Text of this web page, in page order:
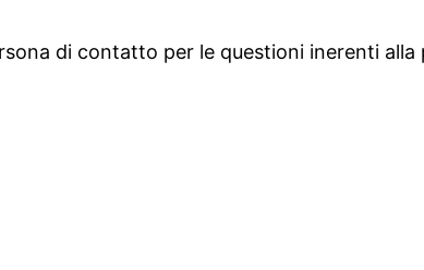
di contatto per le questioni inerenti alla